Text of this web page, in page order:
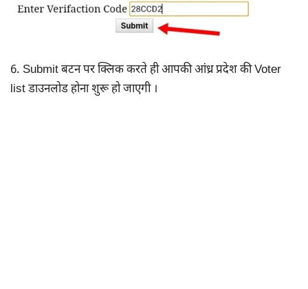
6. Submit बटन पर क्लिक करते ही आपकी आंध्र प्रदेश की Voter
list डाउनलोड होना शुरू हो जाएगी ।